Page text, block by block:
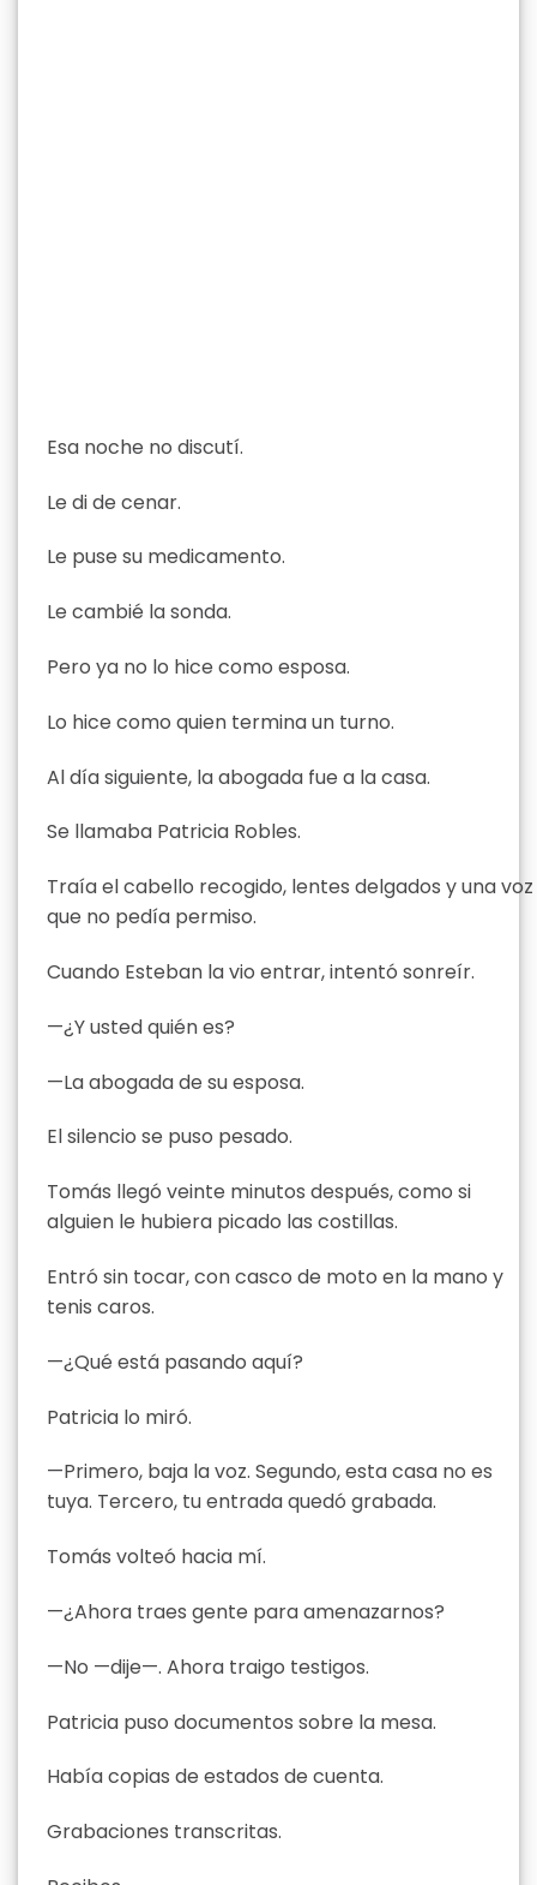
Esa noche no discutí.
Le di de cenar.
Le puse su medicamento.
Le cambié la sonda.
Pero ya no lo hice como esposa.
Lo hice como quien termina un turno.
Al día siguiente, la abogada fue a la casa.
Se llamaba Patricia Robles.
Traía el cabello recogido, lentes delgados y una voz
que no pedía permiso.
Cuando Esteban la vio entrar, intentó sonreír.
—¿Y usted quién es?
—La abogada de su esposa.
El silencio se puso pesado.
Tomás llegó veinte minutos después, como si
alguien le hubiera picado las costillas.
Entró sin tocar, con casco de moto en la mano y
tenis caros.
—¿Qué está pasando aquí?
Patricia lo miró.
—Primero, baja la voz. Segundo, esta casa no es
tuya. Tercero, tu entrada quedó grabada.
Tomás volteó hacia mí.
—¿Ahora traes gente para amenazarnos?
—No —dije—. Ahora traigo testigos.
Patricia puso documentos sobre la mesa.
Había copias de estados de cuenta.
Grabaciones transcritas.